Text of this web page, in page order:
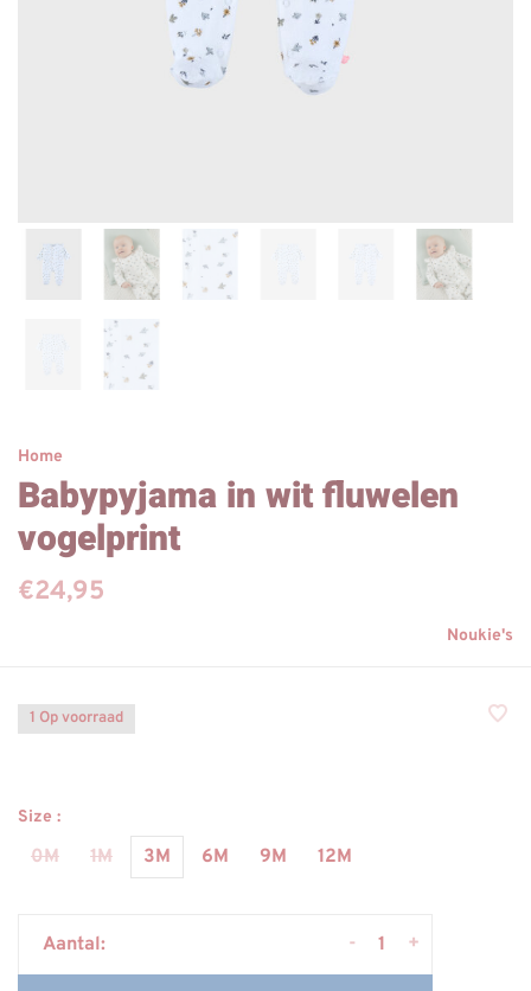
Home
Babypyjama in wit fluwelen
vogelprint
€24,95
Noukie's
1 Op voorraad
Size :
0M 1M 3M 6M 9M 12M
Aantal: +
-